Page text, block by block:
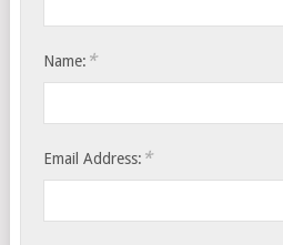
Name: *
Email Address: *